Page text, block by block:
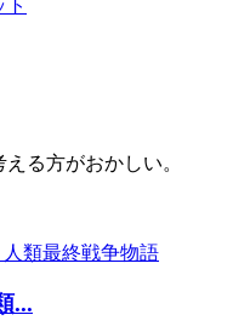
る方がおかしい。
...